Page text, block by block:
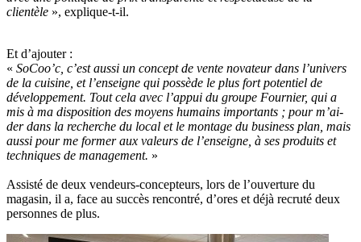
clientèle », explique-t-il.
Et d’ajouter :
« SoCoo’c, c’est aussi un concept de vente novateur dans l’univers
de la cuisine, et l’enseigne qui possède le plus fort potentiel de
développement. Tout cela avec l’appui du groupe Fournier, qui a
mis à ma disposition des moyens humains importants ; pour m’ai-
der dans la recherche du local et le montage du business plan, mais
aussi pour me former aux valeurs de l’enseigne, à ses produits et
techniques de management. »
Assisté de deux vendeurs-concepteurs, lors de l’ouverture du
magasin, il a, face au succès rencontré, d’ores et déjà recruté deux
personnes de plus.